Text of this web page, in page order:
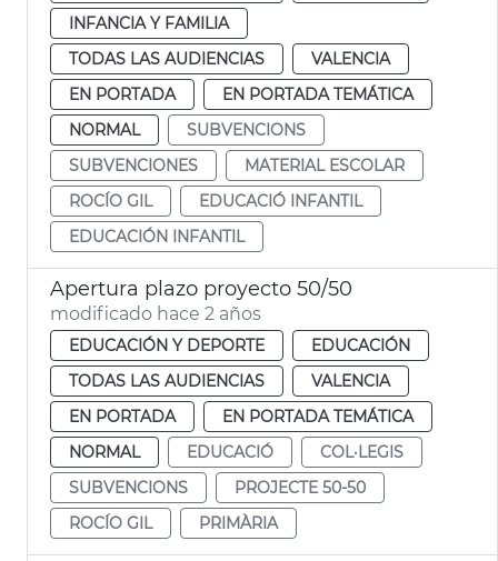
INFANCIA Y FAMILIA
TODAS LAS AUDIENCIAS
VALENCIA
EN PORTADA
EN PORTADA TEMÁTICA
NORMAL
SUBVENCIONS
SUBVENCIONES
MATERIAL ESCOLAR
ROCÍO GIL
EDUCACIÓ INFANTIL
EDUCACIÓN INFANTIL
Apertura plazo proyecto 50/50
modificado hace 2 años
EDUCACIÓN Y DEPORTE
EDUCACIÓN
TODAS LAS AUDIENCIAS
VALENCIA
EN PORTADA
EN PORTADA TEMÁTICA
NORMAL
EDUCACIÓ
COL·LEGIS
SUBVENCIONS
PROJECTE 50-50
ROCÍO GIL
PRIMÀRIA